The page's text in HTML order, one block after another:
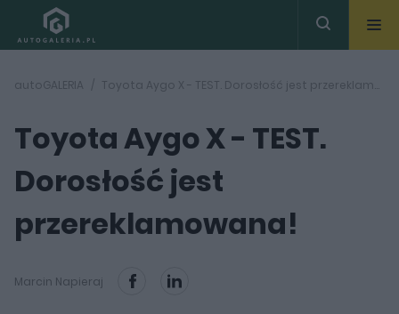
autoGALERIA Toyota Aygo X - TEST. Dorosłość jest przereklamowana!
Toyota Aygo X - TEST.
Dorosłość jest
przereklamowana!
Marcin Napieraj